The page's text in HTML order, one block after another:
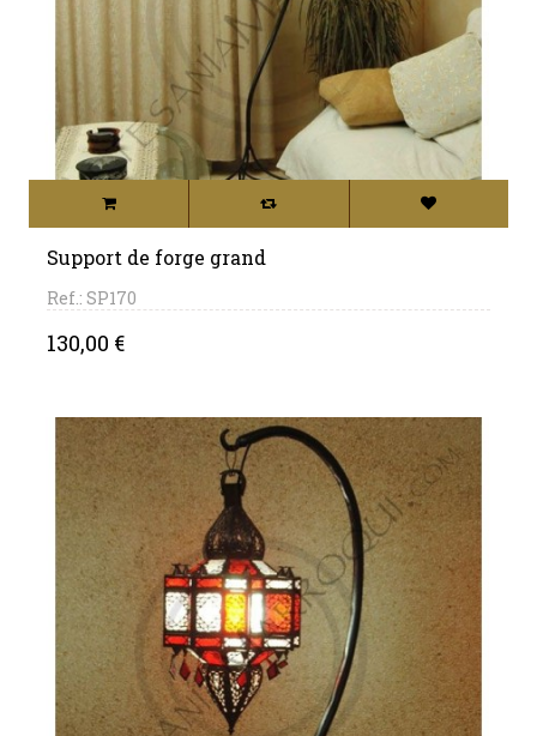
Support de forge grand
Ref.: SP170
Price
130,00 €